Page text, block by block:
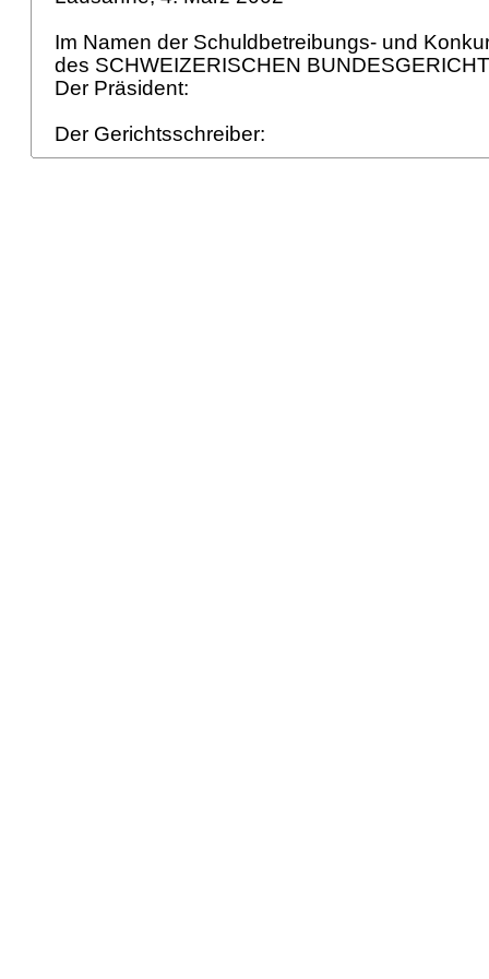
Im Namen der Schuldbetreibungs- und
des SCHWEIZERISCHEN
Der Präsident:
Der Gerichtsschreiber: